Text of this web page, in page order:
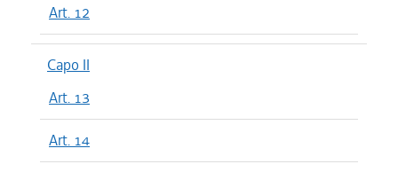
Art. 12
Capo II
Art. 13
Art. 14